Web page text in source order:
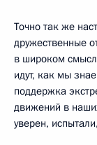
Точно так же
дружественные
в широком
идут, как мы
поддержка
движений в
уверен,